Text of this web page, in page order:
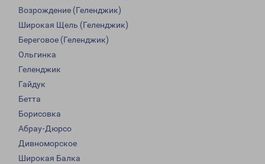
Возрождение (Геленджик)
Широкая Щель (Геленджик)
Береговое (Геленджик)
Ольгинка
Геленджик
Гайдук
Бетта
Борисовка
Абрау-Дюрсо
Дивноморское
Широкая Балка